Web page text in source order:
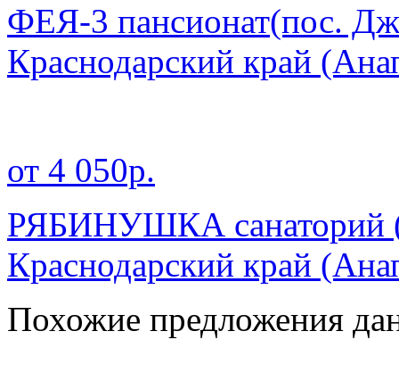
ФЕЯ-3 пансионат(пос.
Краснодарский край
от 4 050р.
РЯБИНУШКА санаторий
Краснодарский край
Похожие предложения